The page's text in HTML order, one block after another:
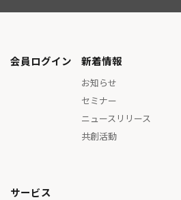
新着情報
お知らせ
セミナー
ニュースリリース
共創活動
サービス
会員ログイン